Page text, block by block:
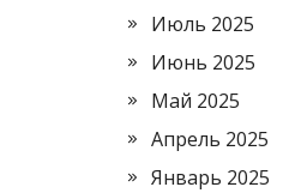
Июль 2025
Июнь 2025
Май 2025
Апрель 2025
Январь 2025